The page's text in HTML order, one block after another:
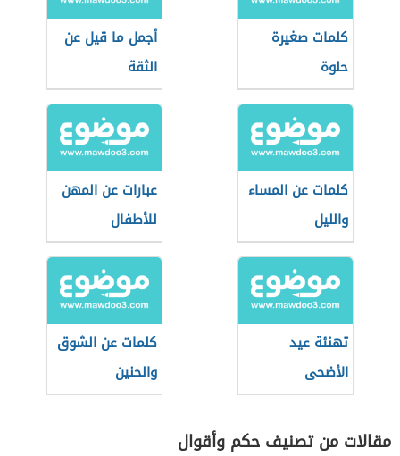
كلمات صغيرة
حلوة
أجمل ما قيل عن
الثقة
كلمات عن المساء
والليل
عبارات عن المهن
للأطفال
تهنئة عيد
الأضحى
كلمات عن الشوق
والحنين
مقالات من تصنيف حكم وأقوال